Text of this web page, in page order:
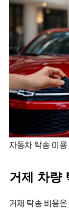
자동차 탁송 이
거제 차량
거제 탁송 비용은